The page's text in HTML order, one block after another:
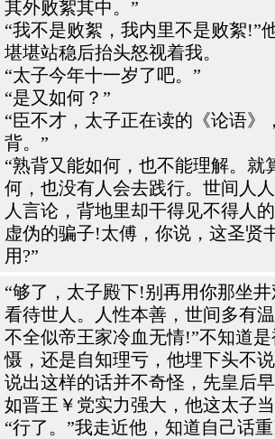
其外败絮其中。”
“我不是败絮，我内里不是败絮!”
堪堪站稳后抬头怒视着我。
“太子今年十一岁了吧。”
“是又如何？”
“臣不才，太子正在读的《论语》
背。”
“熟背又能如何，也不能理解。就
何，也没有人会去践行。世间人
人言论，背地里却干得见不得人
虚伪的骗子!太傅，你说，这圣贤
用?”
“够了，太子殿下!别再用你那坐
看待世人。人性本善，世间多有
不全似帝王家冷血无情!”不知道
慑，还是自知理亏，他埋下头不
说出这样的话并不奇怪，先皇后
如晋王￥党实力强大，他这太子当
“行了。”我走近他，知道自己话